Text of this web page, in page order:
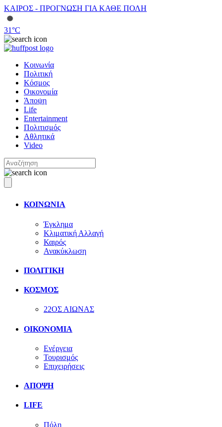
ΚΑΙΡΟΣ - ΠΡΟΓΝΩΣΗ ΓΙΑ ΚΑΘΕ ΠΟΛΗ
31°C
Κοινωνία
Πολιτική
Κόσμος
Οικονομία
Άποψη
Life
Entertainment
Πολιτισμός
Αθλητικά
Video
ΚΟΙΝΩΝΙΑ
Έγκλημα
Κλιματική Αλλαγή
Καιρός
Ανακύκλωση
ΠΟΛΙΤΙΚΗ
ΚΟΣΜΟΣ
22ΟΣ ΑΙΩΝΑΣ
ΟΙΚΟΝΟΜΙΑ
Ενέργεια
Τουρισμός
Επιχειρήσεις
ΑΠΟΨΗ
LIFE
Πόλη